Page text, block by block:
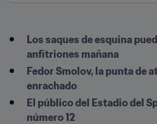
Los saques de esquina
anfitriones mañana
Fedor Smolov, la punta de
enrachado
El público del Estadio del
número 12